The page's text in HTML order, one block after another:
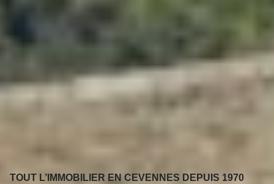
TOUT L’IMMOBILIER EN CEVENNES DEPUIS 1970